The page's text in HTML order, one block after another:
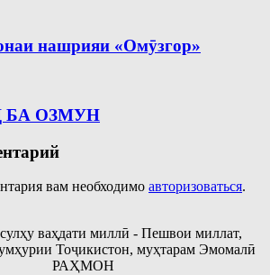
нашрияи «Омӯзгор»
БА ОЗМУН
вам необходимо авторизоваться.
ваҳдати миллӣ - Пешвои миллат,
Тоҷикистон, муҳтарам Эмомалӣ
РАҲМОН